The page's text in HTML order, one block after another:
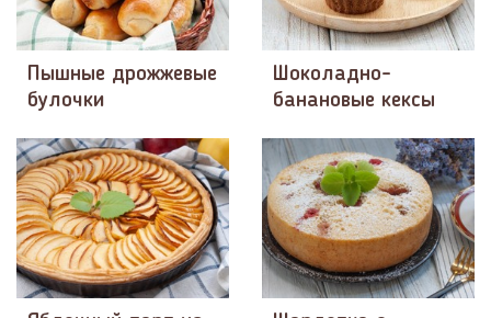
Пышные дрожжевые
булочки
Шоколадно-
банановые кексы